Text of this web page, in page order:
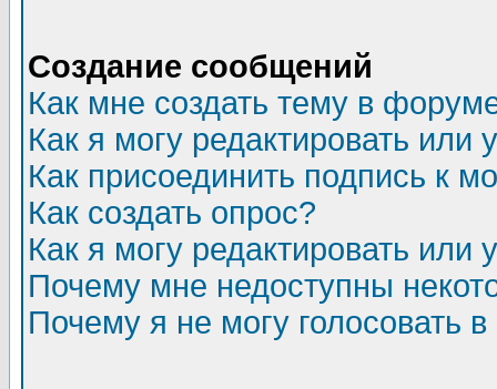
Создание сообщений
Как мне создать тему в
Как я могу редактировать или
Как присоединить подпись к
Как создать опрос?
Как я могу редактировать или
Почему мне недоступны
Почему я не могу голосовать